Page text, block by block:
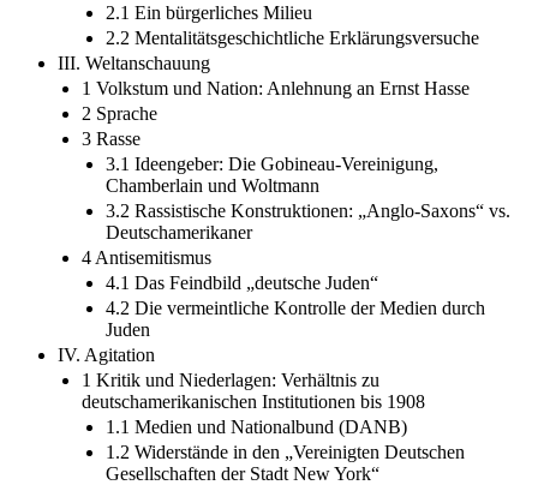
2.1 Ein bürgerliches Milieu
2.2 Mentalitätsgeschichtliche Erklärungsversuche
III. Weltanschauung
1 Volkstum und Nation: Anlehnung an Ernst Hasse
2 Sprache
3 Rasse
3.1 Ideengeber: Die Gobineau-Vereinigung,
Chamberlain und Woltmann
3.2 Rassistische Konstruktionen: „Anglo-Saxons“ vs.
Deutschamerikaner
4 Antisemitismus
4.1 Das Feindbild „deutsche Juden“
4.2 Die vermeintliche Kontrolle der Medien durch
Juden
IV. Agitation
1 Kritik und Niederlagen: Verhältnis zu
deutschamerikanischen Institutionen bis 1908
1.1 Medien und Nationalbund (DANB)
1.2 Widerstände in den „Vereinigten Deutschen
Gesellschaften der Stadt New York“